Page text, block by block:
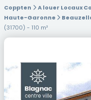
Coppten A louer Locaux
Haute-Garonne
(31700) - 110 m²